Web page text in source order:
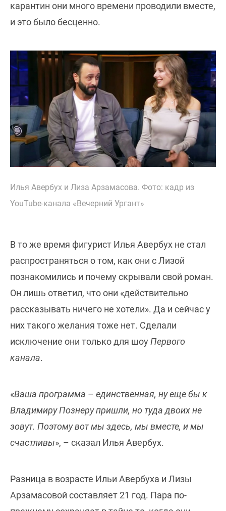
карантин они много времени проводили вместе,
и это было бесценно.
Илья Авербух и Лиза Арзамасова. Фото: кадр из
YouTube-канала «Вечерний Ургант»
В то же время фигурист Илья Авербух не стал
распространяться о том, как они с Лизой
познакомились и почему скрывали свой роман.
Он лишь ответил, что они «действительно
рассказывать ничего не хотели». Да и сейчас у
них такого желания тоже нет. Сделали
исключение они только для шоуПервого
канала.
«Ваша программа – единственная, ну еще бы к
Владимиру Познеру пришли, но туда двоих не
зовут. Поэтому вот мы здесь, мы вместе, и мы
счастливы», – сказал Илья Авербух.
Разница в возрасте Ильи Авербуха и Лизы
Арзамасовой составляет 21 год. Пара по-